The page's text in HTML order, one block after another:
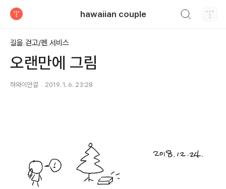
hawaiian couple
길을 걷고/펜 서비스
오랜만에 그림
하와이안걸 2019. 1. 6. 23:28